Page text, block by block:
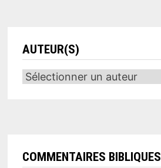
AUTEUR(S)
COMMENTAIRES BIBLIQUES